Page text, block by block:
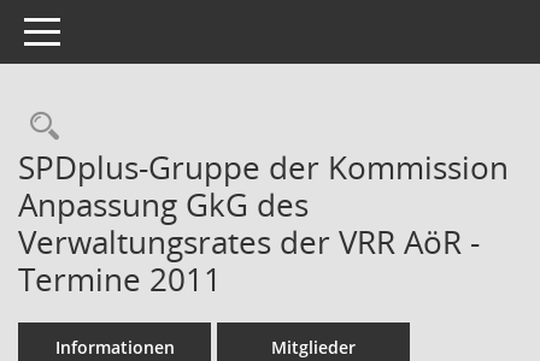
Toggle navigation
Rechercheauswahl
SPDplus-Gruppe der Kommission
Anpassung GkG des
Verwaltungsrates der VRR AöR -
Termine 2011
Informationen Mitglieder